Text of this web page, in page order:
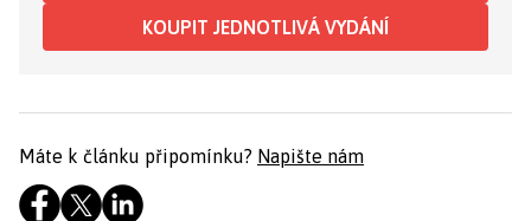
KOUPIT JEDNOTLIVÁ VYDÁNÍ
Máte k článku připomínku? Napište nám